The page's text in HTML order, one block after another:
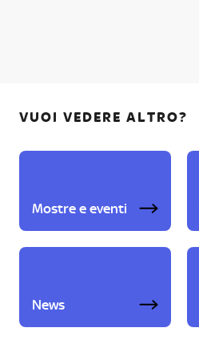
VUOI VEDERE ALTRO?
Mostre e eventi
News